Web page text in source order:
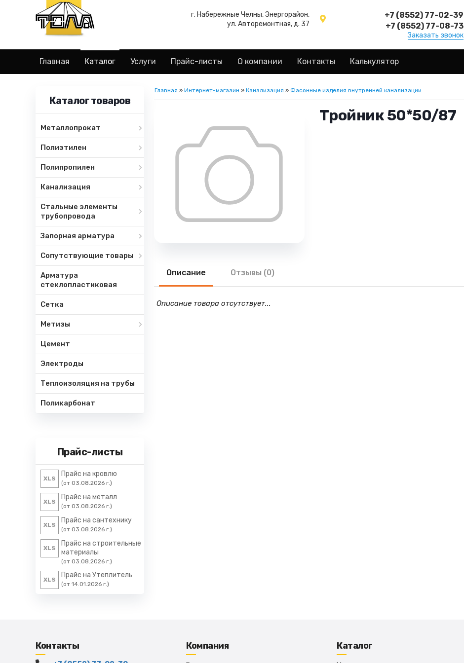
г. Набережные Челны, Энергорайон,
ул. Авторемонтная, д. 37
+7 (8552) 77-02-39
+7 (8552) 77-08-73
Заказать звонок
Главная Каталог Услуги Прайс-листы О компании Контакты Калькулятор
Каталог товаров
Металлопрокат
Полиэтилен
Полипропилен
Канализация
Стальные элементы
трубопровода
Запорная арматура
Сопутствующие товары
Арматура
стеклопластиковая
Сетка
Метизы
Цемент
Электроды
Теплоизоляция на трубы
Поликарбонат
Прайс-листы
XLS
Прайс на кровлю
(от 03.08.2026 г.)
XLS
Прайс на металл
(от 03.08.2026 г.)
XLS
Прайс на сантехнику
(от 03.08.2026 г.)
XLS
Прайс на строительные
материалы
(от 03.08.2026 г.)
XLS
Прайс на Утеплитель
(от 14.01.2026 г.)
Главная » Интернет-магазин » Канализация » Фасонные изделия внутренней канализации
Тройник 50*50/87
Описание Отзывы (0)
Описание товара отсутствует...
Контакты Компания Каталог